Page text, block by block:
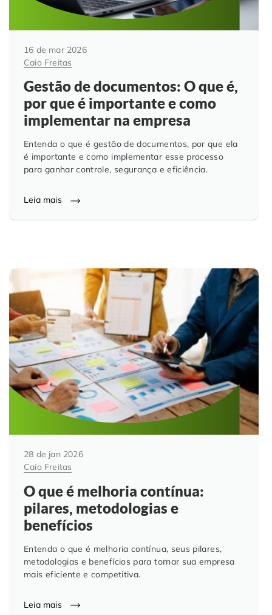
16 de mar 2026
Caio Freitas
Gestão de documentos: O que é,
por que é importante e como
implementar na empresa
Entenda o que é gestão de documentos, por que ela
é importante e como implementar esse processo
para ganhar controle, segurança e eficiência.
Leia mais
28 de jan 2026
Caio Freitas
O que é melhoria contínua:
pilares, metodologias e
benefícios
Entenda o que é melhoria contínua, seus pilares,
metodologias e benefícios para tornar sua empresa
mais eficiente e competitiva.
Leia mais